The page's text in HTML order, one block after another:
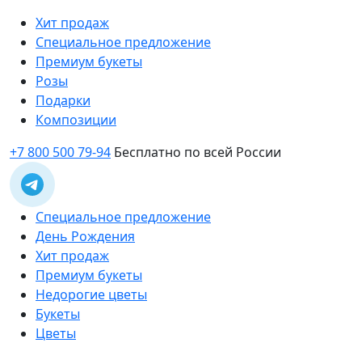
Хит продаж
Специальное предложение
Премиум букеты
Розы
Подарки
Композиции
+7 800 500 79-94 Бесплатно по всей России
Специальное предложение
День Рождения
Хит продаж
Премиум букеты
Недорогие цветы
Букеты
Цветы